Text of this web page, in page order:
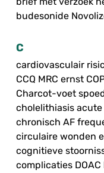
budesonide
C
cardiovasculair
CCQ MRC ernst
Charcot-voet
cholelithiasis
chronisch AF
circulaire wonden
cognitieve
complicaties